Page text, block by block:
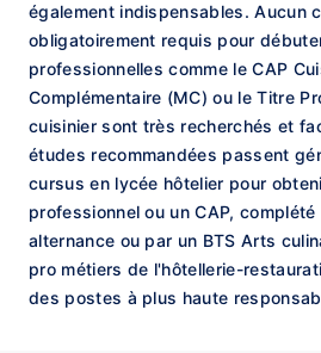
également indispensables. Aucun
obligatoirement requis pour
professionnelles comme le CAP
Complémentaire (MC) ou le Titre
cuisinier sont très recherchés et
études recommandées passent
cursus en lycée hôtelier pour
professionnel ou un CAP,
alternance ou par un BTS Arts
pro métiers de l'hôtellerie-
des postes à plus haute